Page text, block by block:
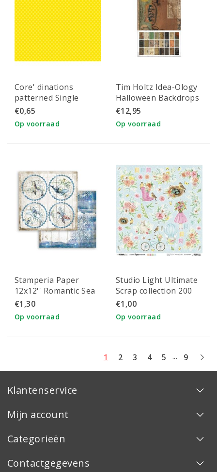
Core' dinations
patterned Single
Sided 12x12" Yellow
Large Dot
€0,65
Op voorraad
Tim Holtz Idea-Ology
Halloween Backdrops
€12,95
Op voorraad
Stamperia Paper
12x12'' Romantic Sea
Dream Rounds
€1,30
Op voorraad
Studio Light Ultimate
Scrap collection 200
gr. nr. 24
€1,00
Op voorraad
1 2 3 4 5 ... 9
Klantenservice
Mijn account
Categorieën
Contactgegevens